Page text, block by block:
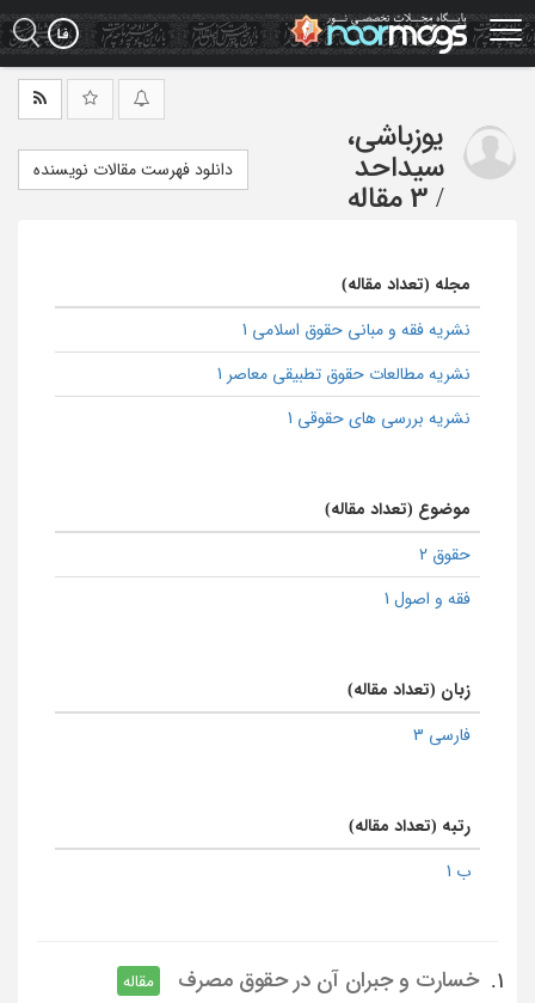
Skip
to
main
یوزباشی،
سیداحد
/ 3 مقاله
دانلود فهرست مقالات نویسنده
مجله (تعداد مقاله)
نشریه فقه و مبانی حقوق اسلامی 1
نشریه مطالعات حقوق تطبیقی معاصر 1
نشریه بررسی های حقوقی 1
موضوع (تعداد مقاله)
حقوق 2
فقه و اصول 1
زبان (تعداد مقاله)
فارسی 3
رتبه (تعداد مقاله)
ب 1
1. خسارت و جبران آن در حقوق مصرف
مقاله